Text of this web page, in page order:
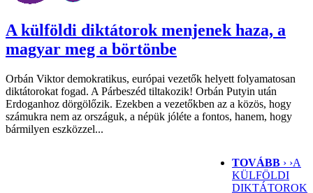
A külföldi diktátorok menjenek haza, a
magyar meg a börtönbe
Orbán Viktor demokratikus, európai vezetők helyett folyamatosan
diktátorokat fogad. A Párbeszéd tiltakozik! Orbán Putyin után
Erdoganhoz dörgölőzik. Ezekben a vezetőkben az a közös, hogy
számukra nem az országuk, a népük jóléte a fontos, hanem, hogy
bármilyen eszközzel...
TOVÁBB › ›A
KÜLFÖLDI
DIKTÁTOROK